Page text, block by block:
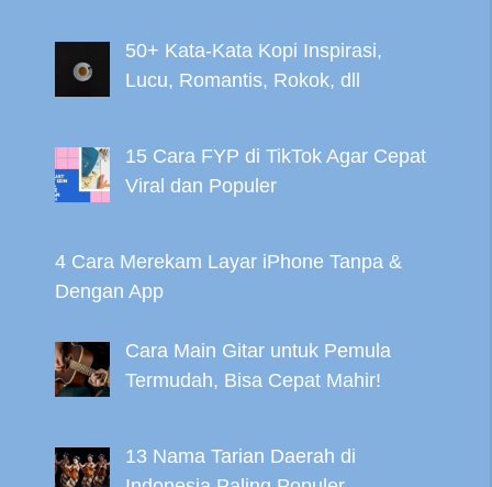
50+ Kata-Kata Kopi Inspirasi,
Lucu, Romantis, Rokok, dll
15 Cara FYP di TikTok Agar Cepat
Viral dan Populer
4 Cara Merekam Layar iPhone Tanpa &
Dengan App
Cara Main Gitar untuk Pemula
Termudah, Bisa Cepat Mahir!
13 Nama Tarian Daerah di